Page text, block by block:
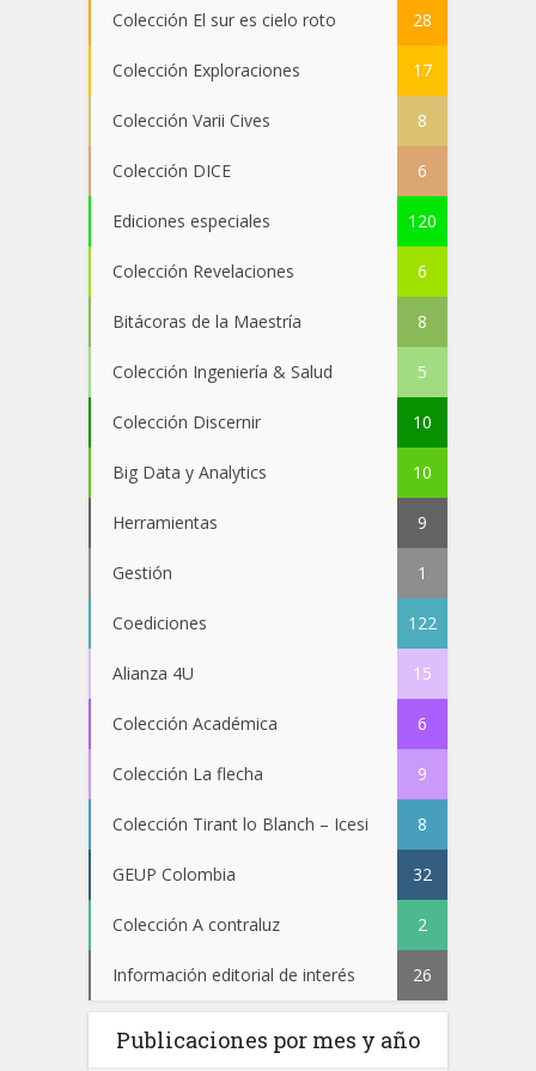
Colección El sur es cielo roto 28
Colección Exploraciones 17
Colección Varii Cives 8
Colección DICE 6
Ediciones especiales 120
Colección Revelaciones 6
Bitácoras de la Maestría 8
Colección Ingeniería & Salud 5
Colección Discernir 10
Big Data y Analytics 10
Herramientas 9
Gestión 1
Coediciones 122
Alianza 4U 15
Colección Académica 6
Colección La flecha 9
Colección Tirant lo Blanch – Icesi 8
GEUP Colombia 32
Colección A contraluz 2
Información editorial de interés 26
Publicaciones por mes y año